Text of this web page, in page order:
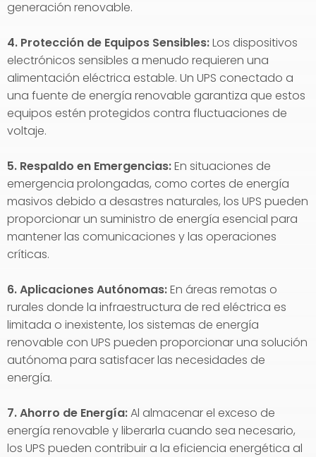
generación renovable.
4. Protección de Equipos Sensibles:Los dispositivos
electrónicos sensibles a menudo requieren una
alimentación eléctrica estable. Un UPS conectado a
una fuente de energía renovable garantiza que estos
equipos estén protegidos contra fluctuaciones de
voltaje.
5. Respaldo en Emergencias:En situaciones de
emergencia prolongadas, como cortes de energía
masivos debido a desastres naturales, los UPS pueden
proporcionar un suministro de energía esencial para
mantener las comunicaciones y las operaciones
críticas.
6. Aplicaciones Autónomas:En áreas remotas o
rurales donde la infraestructura de red eléctrica es
limitada o inexistente, los sistemas de energía
renovable con UPS pueden proporcionar una solución
autónoma para satisfacer las necesidades de
energía.
7. Ahorro de Energía:Al almacenar el exceso de
energía renovable y liberarla cuando sea necesario,
los UPS pueden contribuir a la eficiencia energética al